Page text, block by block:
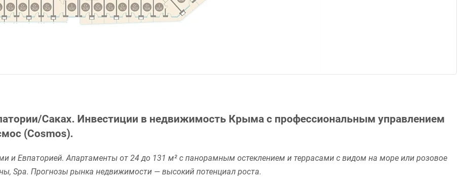
Саках. Инвестиции в недвижимость Крыма с профессиональным управлением
(Cosmos).
и Евпаторией. Апартаменты от 24 до 131 м² с панорамным остеклением и террасами с видом на море или розовое
Spa. Прогнозы рынка недвижимости — высокий потенциал роста.